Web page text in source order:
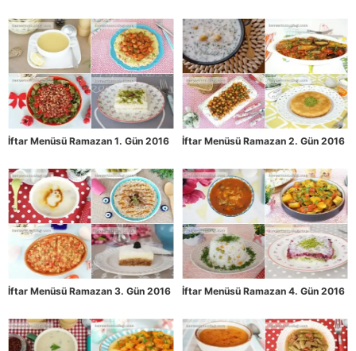
İftar Menüsü Ramazan 1. Gün 2016 İftar Menüsü Ramazan 2. Gün 2016
İftar Menüsü Ramazan 3. Gün 2016 İftar Menüsü Ramazan 4. Gün 2016